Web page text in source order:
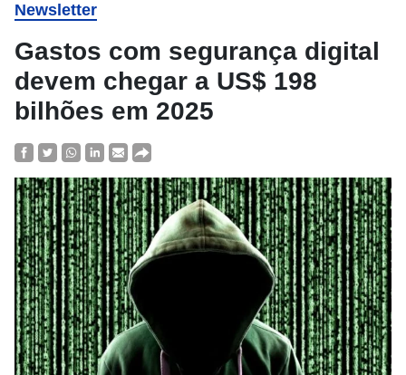
Newsletter
Gastos com segurança digital
devem chegar a US$ 198
bilhões em 2025